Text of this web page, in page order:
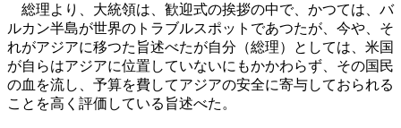
総理より、大統領は、歓迎式の挨拶の中で、かつては、バ
ルカン半島が世界のトラブルスポットであつたが、今や、そ
れがアジアに移つた旨述べたが自分（総理）としては、米国
が自らはアジアに位置していないにもかかわらず、その国民
の血を流し、予算を費してアジアの安全に寄与しておられる
ことを高く評価している旨述べた。